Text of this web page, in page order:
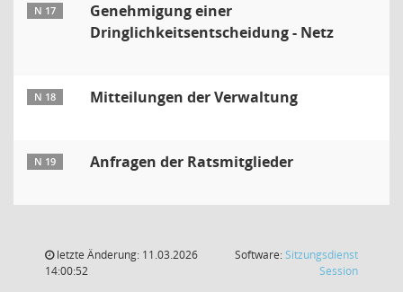
N 17
Genehmigung einer
Dringlichkeitsentscheidung - Netz
N 18 Mitteilungen der Verwaltung
N 19 Anfragen der Ratsmitglieder
letzte Änderung: 11.03.2026
14:00:52
Software:Sitzungsdienst
Session(Wird in